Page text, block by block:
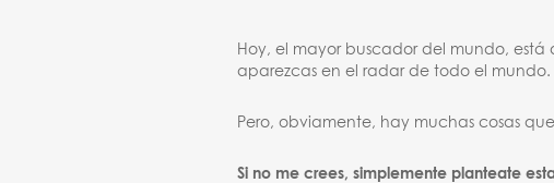
Hoy, el mayor buscador del mundo,
aparezcas en el radar de todo el mundo.
Pero, obviamente, hay muchas cosas
Si no me crees, simplemente planteate